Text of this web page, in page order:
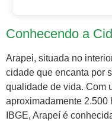
Conhecendo a
Arapei, situada no
cidade que encanta por
qualidade de vida. Com
aproximadamente 2.500
IBGE, Arapeí é